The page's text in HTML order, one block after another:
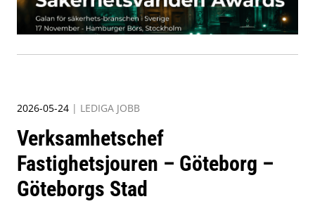
2026-05-24 | LEDIGA JOBB
Verksamhetschef
Fastighetsjouren – Göteborg –
Göteborgs Stad